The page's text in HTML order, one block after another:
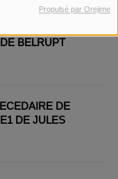
Propulsé par Orejime
BELRUPT
DE
DE JULES